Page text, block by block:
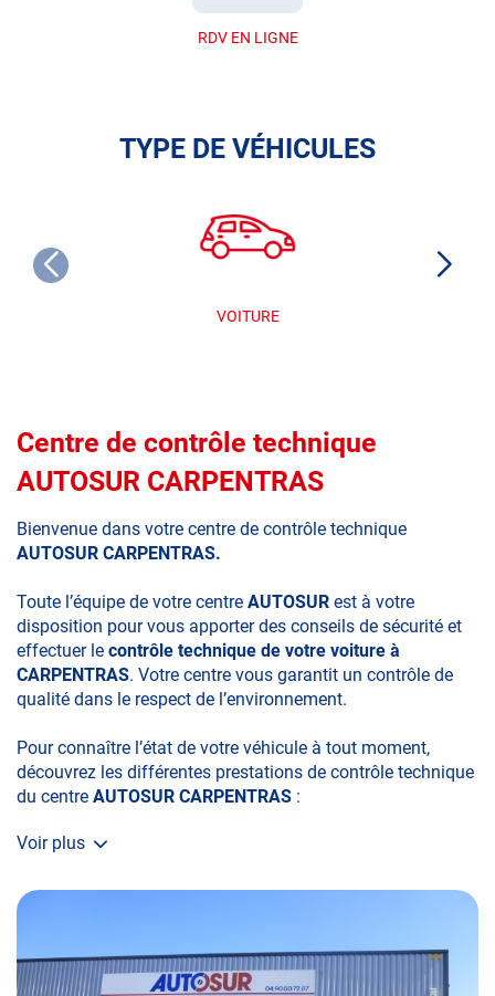
RDV EN LIGNE
TYPE DE VÉHICULES
VOITURE
Centre de contrôle technique
AUTOSUR CARPENTRAS
Bienvenue dans votre centre de contrôle technique
AUTOSUR CARPENTRAS.
Toute l’équipe de votre centre AUTOSUR est à votre
disposition pour vous apporter des conseils de sécurité et
effectuer le contrôle technique de votre voiture à
CARPENTRAS. Votre centre vous garantit un contrôle de
qualité dans le respect de l’environnement.
Pour connaître l’état de votre véhicule à tout moment,
découvrez les différentes prestations de contrôle technique
du centre AUTOSUR CARPENTRAS :
• le contrôle technique obligatoire
• la contre-visite
• le contrôle des véhicules hybrides ou électriques
Voir plus